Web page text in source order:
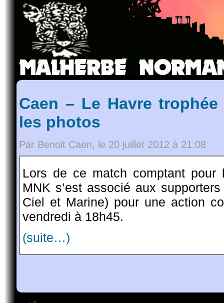
Caen – Le Havre
les photos
Par Benoit Caen, le 20 juillet 2012 à 21:08
Lors de ce match comptant pour
MNK s’est associé aux
Ciel et Marine) pour une action
vendredi à 18h45.
(suite…)